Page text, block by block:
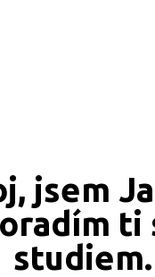
jsem
ti
studiem.
VÁŠ DOTAZ